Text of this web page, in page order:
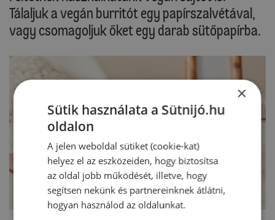
Tálaljuk a vegán burritót egy papírszalvétával,
vagy csomagoljuk őket egy darab sütőpapírba.
×
Sütik használata a Sütnijó.hu
oldalon
A jelen weboldal sütiket (cookie-kat)
helyez el az eszközeiden, hogy biztosítsa
az oldal jobb működését, illetve, hogy
segítsen nekünk és partnereinknek átlátni,
hogyan használod az oldalunkat.